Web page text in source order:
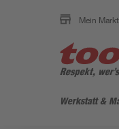
Mein
Werkstatt &